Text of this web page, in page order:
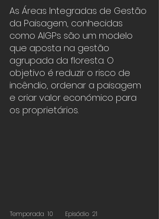
As Áreas Integradas de Gestão
da Paisagem, conhecidas
como AIGPs são um modelo
que aposta na gestão
agrupada da floresta. O
objetivo é reduzir o risco de
incêndio, ordenar a paisagem
e criar valor económico para
os proprietários.
Temporada 10 Episódio 21